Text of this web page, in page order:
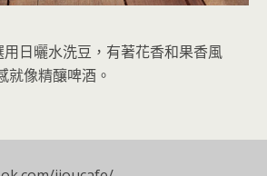
日曬水洗豆，有著花香和果香風
就像精釀啤酒。